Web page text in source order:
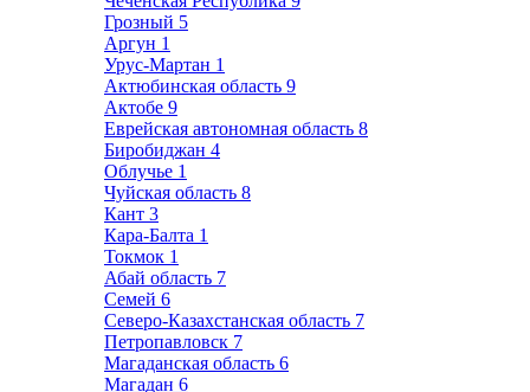
Грозный 5
Аргун 1
Урус-Мартан 1
Актюбинская область 9
Актобе 9
Еврейская автономная область 8
Биробиджан 4
Облучье 1
Чуйская область 8
Кант 3
Кара-Балта 1
Токмок 1
Абай область 7
Семей 6
Северо-Казахстанская область 7
Петропавловск 7
Магаданская область 6
Магадан 6